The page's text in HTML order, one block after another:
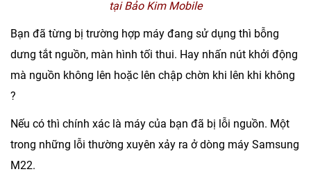
tại Bảo Kim Mobile
Bạn đã từng bị trường hợp máy đang sử dụng thì bỗng
dưng tắt nguồn, màn hình tối thui. Hay nhấn nút khởi động
mà nguồn không lên hoặc lên chập chờn khi lên khi không
?
Nếu có thì chính xác là máy của bạn đã bị lỗi nguồn. Một
trong những lỗi thường xuyên xảy ra ở dòng máy Samsung
M22.